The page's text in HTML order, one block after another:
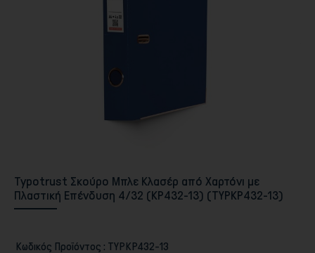
Περιφερειακά PC & Οθόνες
Typotrust Σκούρο Μπλε Κλασέρ από Χαρτόνι με
Πλαστική Επένδυση 4/32 (KP432-13) (TYPKP432-13)
Κωδικός Προϊόντος : TYPKP432-13